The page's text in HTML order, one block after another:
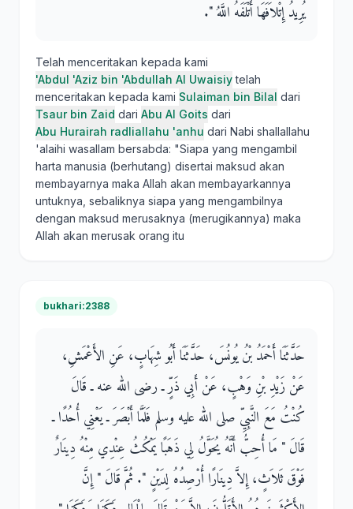
يُرِيدُ إِتْلاَفَهَا أَتْلَفَهُ اللَّهُ ‏"‏‏.‏
Telah menceritakan kepada kami
'Abdul 'Aziz bin 'Abdullah Al Uwaisiytelah
menceritakan kepada kami Sulaiman bin Bilal dari
Tsaur bin Zaid dari Abu Al Goits dari
Abu Hurairah radliallahu 'anhu dari Nabi shallallahu
'alaihi wasallam bersabda: "Siapa yang mengambil
harta manusia (berhutang) disertai maksud akan
membayarnya maka Allah akan membayarkannya
untuknya, sebaliknya siapa yang mengambilnya
dengan maksud merusaknya (merugikannya) maka
Allah akan merusak orang itu
bukhari:2388
حَدَّثَنَا أَحْمَدُ بْنُ يُونُسَ، حَدَّثَنَا أَبُو شِهَابٍ، عَنِ الأَعْمَشِ،
عَنْ زَيْدِ بْنِ وَهْبٍ، عَنْ أَبِي ذَرٍّ ـ رضى الله عنه ـ قَالَ
كُنْتُ مَعَ النَّبِيِّ صلى الله عليه وسلم فَلَمَّا أَبْصَرَ ـ يَعْنِي أُحُدًا ـ
قَالَ ‏"‏ مَا أُحِبُّ أَنَّهُ يُحَوَّلُ لِي ذَهَبًا يَمْكُثُ عِنْدِي مِنْهُ دِينَارٌ
فَوْقَ ثَلاَثٍ، إِلاَّ دِينَارًا أُرْصِدُهُ لِدَيْنٍ ‏"‏‏.‏ ثُمَّ قَالَ ‏"‏ إِنَّ